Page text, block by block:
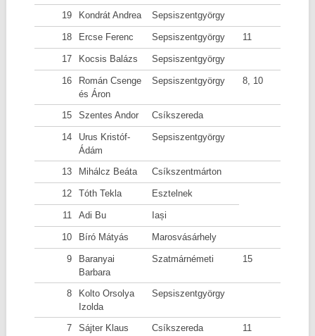
19 Kondrát Andrea Sepsiszentgyörgy
18 Ercse Ferenc Sepsiszentgyörgy 11
17 Kocsis Balázs Sepsiszentgyörgy
16
Román Csenge
és Áron
Sepsiszentgyörgy 8, 10
15 Szentes Andor Csíkszereda
14
Urus Kristóf-
Ádám
Sepsiszentgyörgy
13 Mihálcz Beáta Csíkszentmárton
12 Tóth Tekla Esztelnek
11 Adi Bu Iași
10 Bíró Mátyás Marosvásárhely
9
Baranyai
Barbara
Szatmárnémeti 15
8
Kolto Orsolya
Izolda
Sepsiszentgyörgy
7 Sájter Klaus Csíkszereda 11